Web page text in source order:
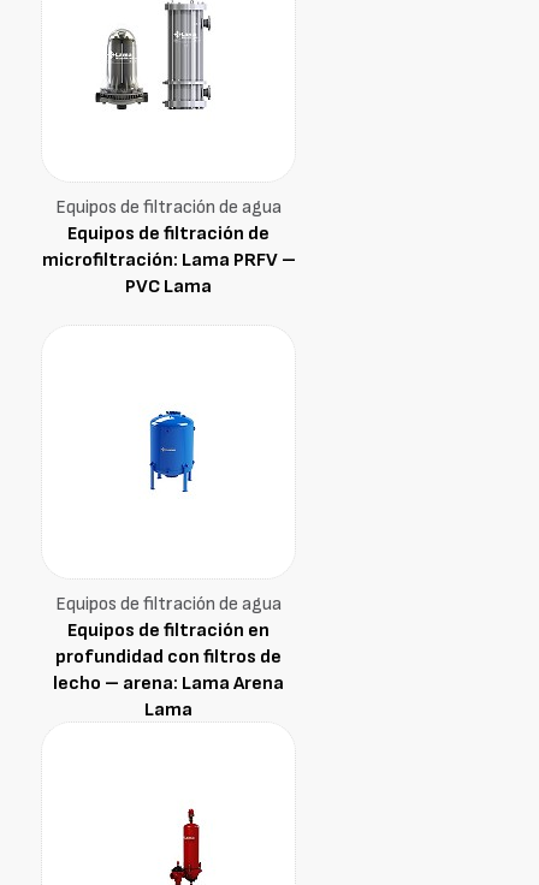
Equipos de filtración de agua
Equipos de filtración de
microfiltración: Lama PRFV –
PVC Lama
Equipos de filtración de agua
Equipos de filtración en
profundidad con filtros de
lecho – arena: Lama Arena
Lama